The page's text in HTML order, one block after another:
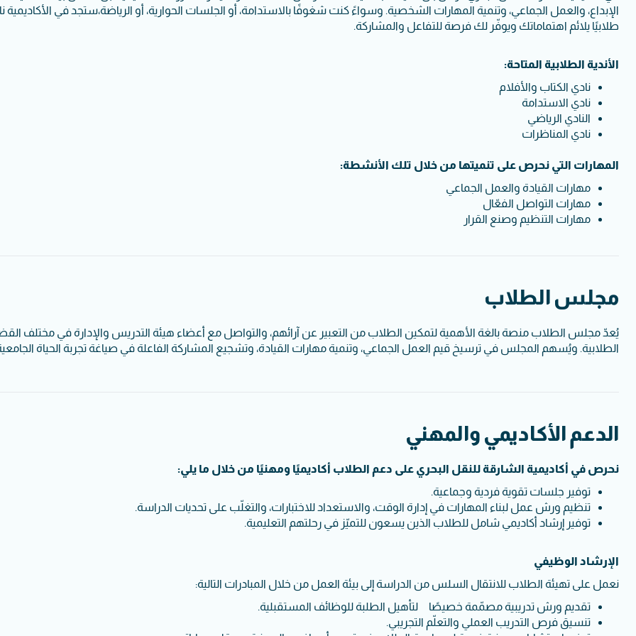
الإبداع، والعمل الجماعي، وتنمية المهارات الشخصية. وسواءً كنت شغوفًا بالاستدامة، أو الجلسات الحوارية، أو الرياضة،ستجد في الأكاديمية
طلابيًا يلائم اهتماماتك ويوفّر لك فرصة للتفاعل والمشاركة.
الأندية الطلابية المتاحة:
نادي الكتاب والأفلام
نادي الاستدامة
النادي الرياضي
نادي المناظرات
المهارات التي نحرص على تنميتها من خلال تلك الأنشطة:
مهارات القيادة والعمل الجماعي
مهارات التواصل الفعّال
مهارات التنظيم وصنع القرار
مجلس الطلاب
يُعدّ مجلس الطلاب منصة بالغة الأهمية لتمكين الطلاب من التعبير عن آرائهم، والتواصل مع أعضاء هيئة التدريس والإدارة في مختلف
الطلابية. ويُسهم المجلس في ترسيخ قيم العمل الجماعي، وتنمية مهارات القيادة، وتشجيع المشاركة الفاعلة في صياغة تجربة الحياة
الدعم الأكاديمي والمهني
نحرص في أكاديمية الشارقة للنقل البحري على دعم الطلاب أكاديميًا ومهنيًا من خلال ما يلي:
توفير جلسات تقوية فردية وجماعية.
تنظيم ورش عمل لبناء المهارات في إدارة الوقت، والاستعداد للاختبارات، والتغلّب على تحديات الدراسة.
توفير إرشاد أكاديمي شامل للطلاب الذين يسعون للتميّز في رحلتهم التعليمية.
الإرشاد الوظيفي
نعمل على تهيئة الطلاب للانتقال السلس من الدراسة إلى بيئة العمل من خلال المبادرات التالية:
تقديم ورش تدريبية مصمّمة خصيصًا لتأهيل الطلبة للوظائف المستقبلية.
تنسيق فرص التدريب العملي والتعلّم التجريبي.